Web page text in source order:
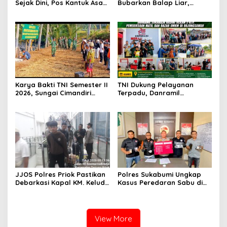
Sejak Dini, Pos Kantuk Asam
Pembekalan Wasbang di SD
Tunas Sejahtera Sungai
Biru
Bubarkan Balap Liar,
Karya Bakti TNI Semester II
2026, Sungai Cimandiri
Garuda Aryadifa
TNI Dukung Pelayanan
Terpadu, Danramil
dan Bazar UMKM di
Bojongsawah
JJOS Polres Priok Pastikan
Debarkasi Kapal KM. Kelud
Polres Sukabumi Ungkap
Kasus Peredaran Sabu di
View More